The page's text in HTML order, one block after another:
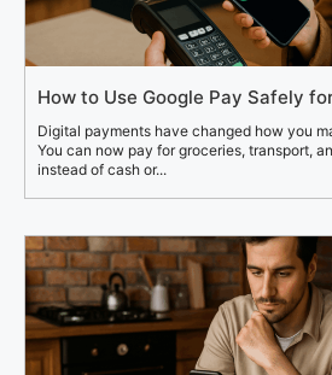
How to Use Google Pay Safely
Digital payments have changed how you
You can now pay for groceries, transport,
instead of cash or...